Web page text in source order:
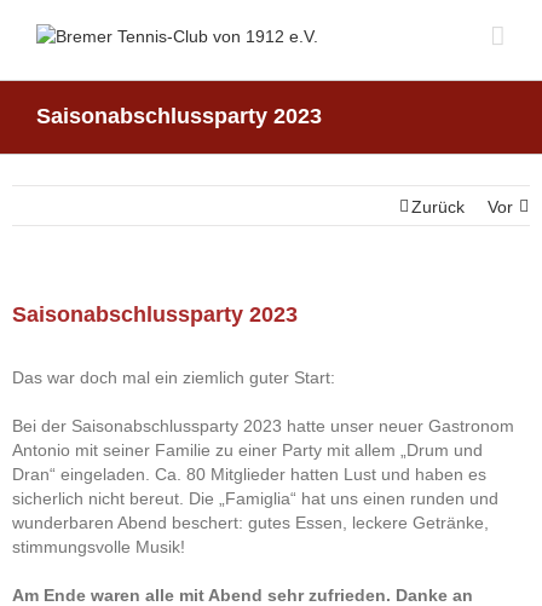
Saisonabschlussparty 2023
Zurück Vor
Saisonabschlussparty 2023
Das war doch mal ein ziemlich guter Start:
Bei der Saisonabschlussparty 2023 hatte unser neuer Gastronom
Antonio mit seiner Familie zu einer Party mit allem „Drum und
Dran“ eingeladen. Ca. 80 Mitglieder hatten Lust und haben es
sicherlich nicht bereut. Die „Famiglia“ hat uns einen runden und
wunderbaren Abend beschert: gutes Essen, leckere Getränke,
stimmungsvolle Musik!
Am Ende waren alle mit Abend sehr zufrieden. Danke an